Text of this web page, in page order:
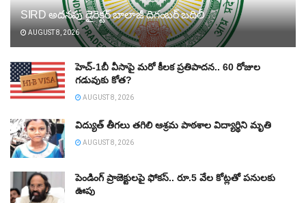
SIRD అదనపు డైరెక్టర్‌ బాలాజీ దిగంబర్‌ బదిలీ
AUGUST 8, 2026
హెచ్‌-1బీ వీసాపై మరో కీలక ప్రతిపాదన.. 60 రోజుల
గడువుకు కోత?
AUGUST 8, 2026
విద్యుత్‌ తీగలు తగిలి ఆశ్రమ పాఠశాల విద్యార్థిని మృతి
AUGUST 8, 2026
పెండింగ్‌ ప్రాజెక్టులపై ఫోకస్‌.. రూ.5 వేల కోట్లతో పనులకు
ఊపు